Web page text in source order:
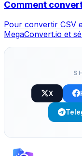
Comment
Pour convertir CSV
MegaConvert.io et
X